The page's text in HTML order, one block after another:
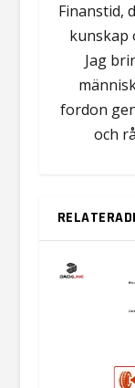
Finanstid,
kunskap
Jag
fordon
och